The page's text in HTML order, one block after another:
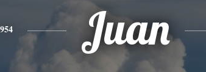
Juan